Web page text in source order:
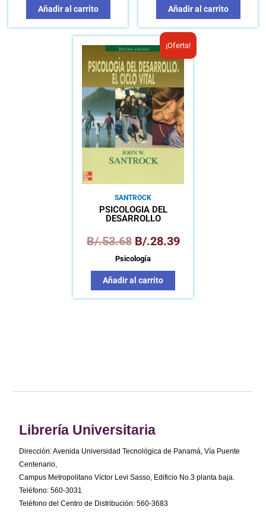
Añadir al carrito Añadir al carrito
¡Oferta!
SANTROCK
PSICOLOGÍA DEL
DESARROLLO
B/.53.68
El
precio
original
era:
B/.53.68.
B/.28.39
El
precio
es:
B/.28.39.
Psicología
Añadir al carrito
Librería Universitaria
Dirección: Avenida Universidad Tecnológica de Panamá, Vía Puente
Centenario,
Campus Metropolitano Víctor Levi Sasso, Edificio No.3 planta baja.
Teléfono: 560-3031
Teléfono del Centro de Distribución: 560-3683